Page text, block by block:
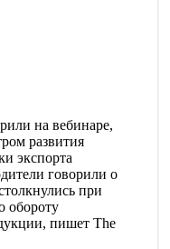
на вебинаре,
развития
экспорта
говорили о
при
обороту
пишет The